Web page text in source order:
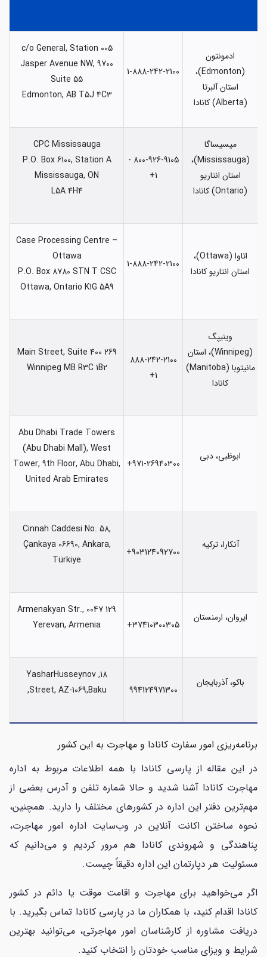
ادمونتون
(Edmonton)،
استان آلبرتا
(Alberta) کانادا
1-888-242-2100
c/o General, Station 005
9700 Jasper Avenue NW,
Suite 55
Edmonton, AB T5J 4C3
میسیساگا
(Mississauga)،
استان انتاریو
(Ontario) کانادا
800-926-9105 -
1+
CPC Mississauga
P.O. Box 6100, Station A
Mississauga, ON
L5A 4H4
اتاوا (Ottawa)،
استان انتاریو کانادا
1-888-242-2100
Case Processing Centre –
Ottawa
P.O. Box 8780 STN T CSC
Ottawa, Ontario K1G 5A9
وینیپگ
(Winnipeg)، استان
مانیتوبا (Manitoba)
کانادا
888-242-2100
1+
269 Main Street, Suite 400
Winnipeg MB R3C 1B2
ابوظبی، دبی
971-26940300+
Abu Dhabi Trade Towers
(Abu Dhabi Mall), West
Tower, 9th Floor, Abu Dhabi,
United Arab Emirates
آنکارا، ترکیه
903124092700+
Cinnah Caddesi No. 58,
Çankaya 06690, Ankara,
Türkiye
ایروان، ارمنستان
37410300305+
129 Armenakyan Str., 0047
Yerevan, Armenia
باکو، آذربایجان
994124971300
18, YasharHusseynov
Street, AZ-1069,Baku,
برنامه‌ریزی امور سفارت کانادا و مهاجرت به این کشور
در این مقاله از پارسی کانادا با همه اطلاعات مربوط به اداره
مهاجرت کانادا آشنا شدید و حالا شماره تلفن و آدرس بعضی از
مهم‌ترین دفتر این اداره در کشورهای مختلف را دارید. همچنین،
نحوه ساختن اکانت آنلاین در وب‌سایت اداره امور مهاجرت،
پناهندگی و شهروندی کانادا هم مرور کردیم و می‌دانیم که
مسئولیت هر دپارتمان این اداره دقیقاً چیست.
اگر می‌خواهید برای مهاجرت و اقامت موقت یا دائم در کشور
کانادا اقدام کنید، با همکاران ما در پارسی کانادا تماس بگیرید. با
دریافت مشاوره از کارشناسان امور مهاجرتی، می‌توانید بهترین
شرایط و ویزای مناسب خودتان را انتخاب کنید.